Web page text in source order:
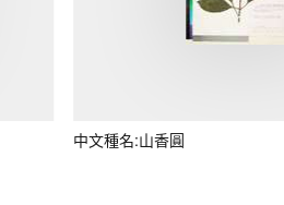
中文種名:山香圓